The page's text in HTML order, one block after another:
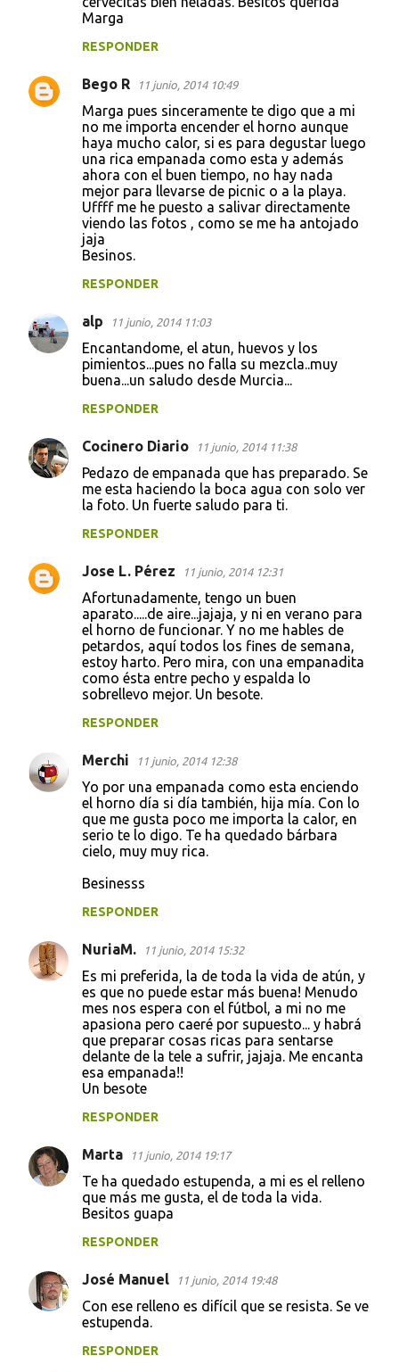
Marga
RESPONDER
Bego R 11 junio, 2014 10:49
Marga pues sinceramente te digo que a mi
no me importa encender el horno aunque
haya mucho calor, si es para degustar luego
una rica empanada como esta y además
ahora con el buen tiempo, no hay nada
mejor para llevarse de picnic o a la playa.
Uffff me he puesto a salivar directamente
viendo las fotos , como se me ha antojado
jaja
Besinos.
RESPONDER
alp 11 junio, 2014 11:03
Encantandome, el atun, huevos y los
pimientos...pues no falla su mezcla..muy
buena...un saludo desde Murcia...
RESPONDER
Cocinero Diario 11 junio, 2014 11:38
Pedazo de empanada que has preparado. Se
me esta haciendo la boca agua con solo ver
la foto. Un fuerte saludo para ti.
RESPONDER
Jose L. Pérez 11 junio, 2014 12:31
Afortunadamente, tengo un buen
aparato.....de aire...jajaja, y ni en verano para
el horno de funcionar. Y no me hables de
petardos, aquí todos los fines de semana,
estoy harto. Pero mira, con una empanadita
como ésta entre pecho y espalda lo
sobrellevo mejor. Un besote.
RESPONDER
Merchi 11 junio, 2014 12:38
Yo por una empanada como esta enciendo
el horno día si día también, hija mía. Con lo
que me gusta poco me importa la calor, en
serio te lo digo. Te ha quedado bárbara
cielo, muy muy rica.
Besinesss
RESPONDER
NuriaM. 11 junio, 2014 15:32
Es mi preferida, la de toda la vida de atún, y
es que no puede estar más buena! Menudo
mes nos espera con el fútbol, a mi no me
apasiona pero caeré por supuesto... y habrá
que preparar cosas ricas para sentarse
delante de la tele a sufrir, jajaja. Me encanta
esa empanada!!
Un besote
RESPONDER
Marta 11 junio, 2014 19:17
Te ha quedado estupenda, a mi es el relleno
que más me gusta, el de toda la vida.
Besitos guapa
RESPONDER
José Manuel 11 junio, 2014 19:48
Con ese relleno es difícil que se resista. Se ve
estupenda.
RESPONDER